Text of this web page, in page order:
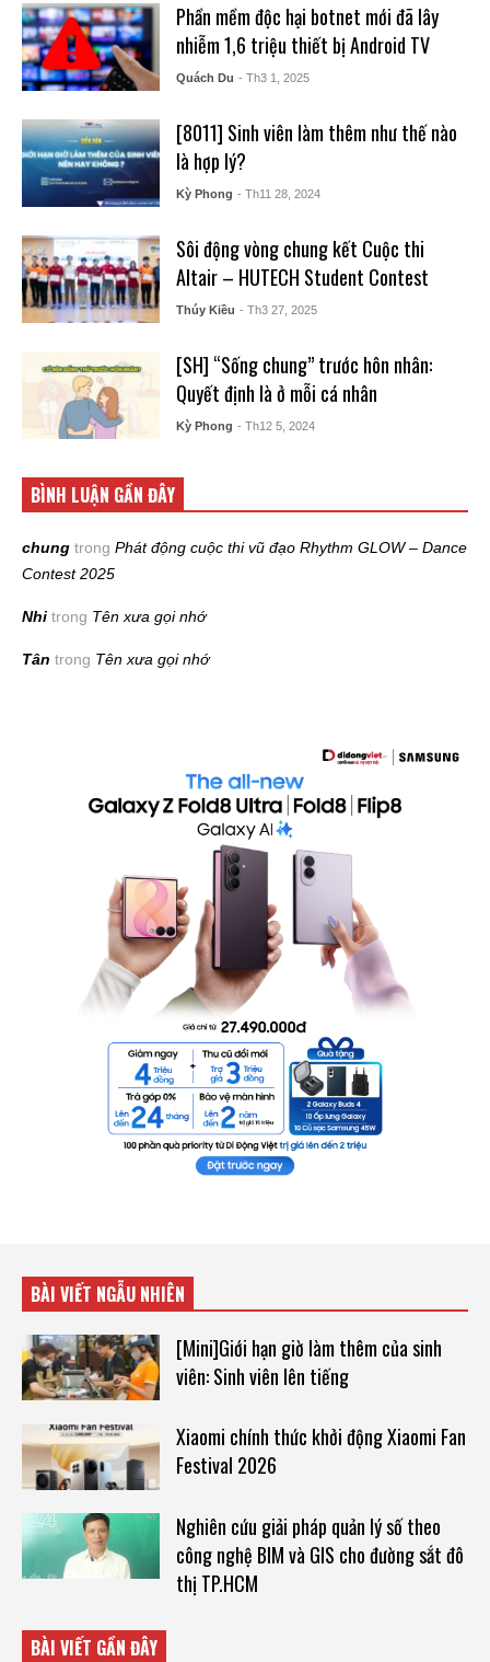
Phần mềm độc hại botnet mới đã lây
nhiễm 1,6 triệu thiết bị Android TV
Quách Du - Th3 1, 2025
[8011] Sinh viên làm thêm như thế nào
là hợp lý?
Kỳ Phong - Th11 28, 2024
Sôi động vòng chung kết Cuộc thi
Altair – HUTECH Student Contest
Thúy Kiều - Th3 27, 2025
[SH] “Sống chung” trước hôn nhân:
Quyết định là ở mỗi cá nhân
Kỳ Phong - Th12 5, 2024
BÌNH LUẬN GẦN ĐÂY
chung trong Phát động cuộc thi vũ đạo Rhythm GLOW – Dance
Contest 2025
Nhi trong Tên xưa gọi nhớ
Tân trong Tên xưa gọi nhớ
BÀI VIẾT NGẪU NHIÊN
[Mini]Giới hạn giờ làm thêm của sinh
viên: Sinh viên lên tiếng
Xiaomi chính thức khởi động Xiaomi Fan
Festival 2026
Nghiên cứu giải pháp quản lý số theo
công nghệ BIM và GIS cho đường sắt đô
thị TP.HCM
BÀI VIẾT GẦN ĐÂY